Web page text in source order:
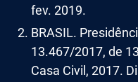
fev. 2019.
BRASIL.
13.467/2017, de
Casa Civil, 2017.